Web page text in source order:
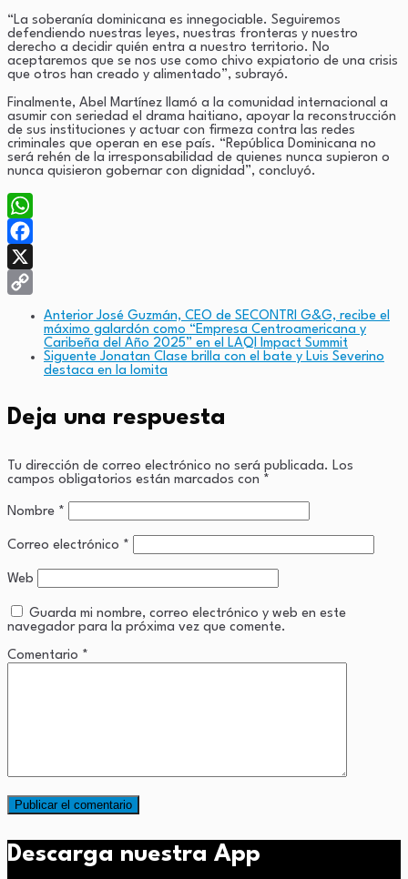
“La soberanía dominicana es innegociable. Seguiremos
defendiendo nuestras leyes, nuestras fronteras y nuestro
derecho a decidir quién entra a nuestro territorio. No
aceptaremos que se nos use como chivo expiatorio de una crisis
que otros han creado y alimentado”, subrayó.
Finalmente, Abel Martínez llamó a la comunidad internacional a
asumir con seriedad el drama haitiano, apoyar la reconstrucción
de sus instituciones y actuar con firmeza contra las redes
criminales que operan en ese país. “República Dominicana no
será rehén de la irresponsabilidad de quienes nunca supieron o
nunca quisieron gobernar con dignidad”, concluyó.
WhatsApp
Facebook
X
Anterior José Guzmán, CEO de SECONTRI G&G, recibe el
máximo galardón como “Empresa Centroamericana y
Caribeña del Año 2025” en el LAQI Impact Summit
Siguente Jonatan Clase brilla con el bate y Luis Severino
destaca en la lomita
Deja una respuesta
Tu dirección de correo electrónico no será publicada. Los
campos obligatorios están marcados con *
Nombre *
Correo electrónico *
Web
Guarda mi nombre, correo electrónico y web en este
navegador para la próxima vez que comente.
Comentario *
Descarga nuestra App